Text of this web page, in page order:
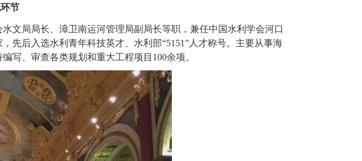
节
文局局长、漳卫南运河管理局副局长等职，兼任中国水利学会河口
先后入选水利青年科技英才、水利部“5151”人才称号。主要从事海
写、审查各类规划和重大工程项目 100余项。